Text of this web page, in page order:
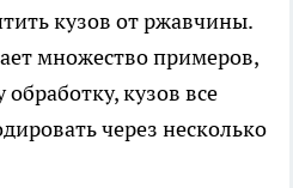
кузов от ржавчины.
множество примеров,
обработку, кузов все
через несколько